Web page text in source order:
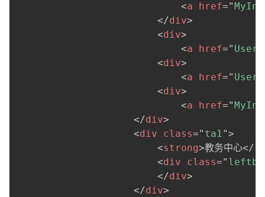
<a href="
</div>
<div>
<a href="
<div>
<a href="
<div>
<a href="
</div>
<div class=" ta1">
<strong>教务中心</
<div class="
</div>
</div>